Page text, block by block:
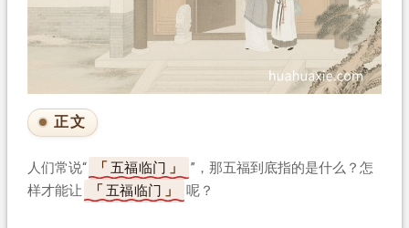
正文
人们常说“ 五福临门
”，那五福到底指的是什么？怎
样才能让
五福临门 呢？